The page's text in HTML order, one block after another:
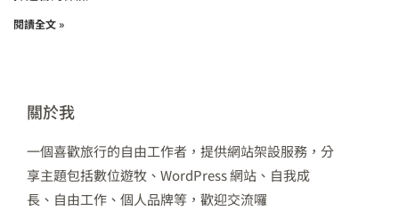
閱讀全文 »
關於我
一個喜歡旅行的自由工作者，提供網站架設服務，分
享主題包括數位遊牧、WordPress 網站、自我成
長、自由工作、個人品牌等，歡迎交流囉